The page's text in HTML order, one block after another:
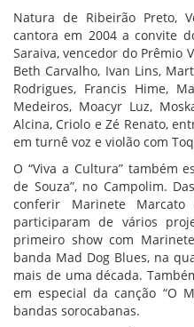
Natura de Ribeirão Preto,
cantora em 2004 a convite
Saraiva, vencedor do Prêmio
Beth Carvalho, Ivan Lins,
Rodrigues, Francis Hime,
Medeiros, Moacyr Luz,
Alcina, Criolo e Zé Renato,
em turnê voz e violão com
O “Viva a Cultura” também
de Souza”, no Campolim.
conferir Marinete
participaram de vários
primeiro show com
banda Mad Dog Blues, na
mais de uma década.
em especial da canção “O
bandas sorocabanas.